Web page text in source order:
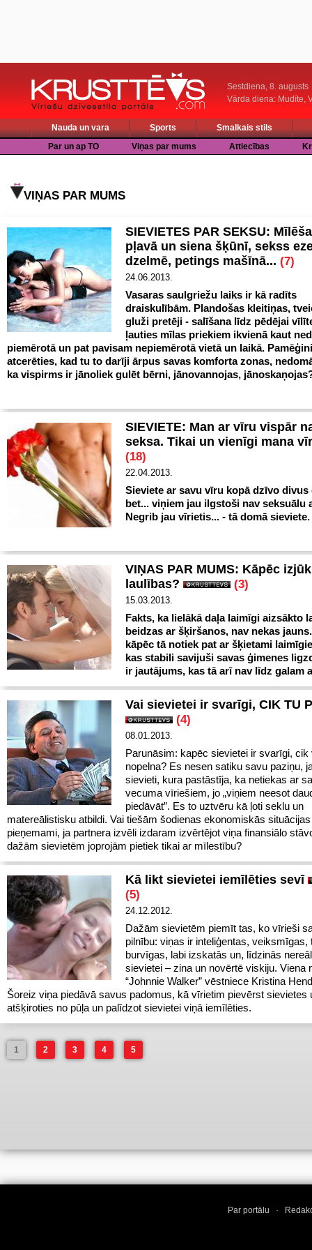
Sestdiena, 8. augusts
Vārda diena: Mudīte,
Nauda un vara Sports
Smalkais stils
Par un ap TO
Viņas par mums Attiecības
VIŅAS PAR MUMS
SIEVIETES PAR SEKSU:
pļavā un siena šķūnī, sekss
dzelmē, petings mašīnā... (7)
24.06.2013.
Vasaras saulgriežu laiks ir kā radīts
draiskulībām. Plandošas kleitiņas,
gluži pretēji - salīšana līdz pēdējai
ļauties mīlas priekiem ikvienā kaut
piemērotā un pat pavisam nepiemērotā vietā un laikā. Pamēģini
atcerēties, kad tu to darīji ārpus savas komforta zonas,
ka vispirms ir jānoliek gulēt bērni, jānovannojas,
SIEVIETE: Man ar vīru vispār
seksa. Tikai un vienīgi mana
(18)
22.04.2013.
Sieviete ar savu vīru kopā dzīvo divus
bet... viņiem jau ilgstoši nav seksuālu
Negrib jau vīrietis... - tā domā sieviete.
VIŅAS PAR MUMS: Kāpēc izjūk
laulības?
(3)
15.03.2013.
Fakts, ka lielākā daļa laimīgi aizsākto
beidzas ar šķiršanos, nav nekas
kāpēc tā notiek pat ar šķietami
kas stabili savijuši savas ģimenes
ir jautājums, kas tā arī nav līdz galam
Vai sievietei ir svarīgi, CIK TU
(4)
08.01.2013.
Parunāsim: kapēc sievietei ir svarīgi, cik
nopelna? Es nesen satiku savu paziņu,
sievieti, kura pastāstīja, ka netiekas ar
vecuma vīriešiem, jo „viņiem neesot
piedāvāt”. Es to uztvēru kā ļoti seklu un
matereālistisku atbildi. Vai tiešām šodienas ekonomiskās
pieņemami, ja partnera izvēli izdaram izvērtējot viņa finansiālo
dažām sievietēm joprojām pietiek tikai ar mīlestību?
Kā likt sievietei iemīlēties sevī
(5)
24.12.2012.
Dažām sievietēm piemīt tas, ko vīrieši
pilnību: viņas ir inteliģentas, veiksmīgas,
burvīgas, labi izskatās un, līdzinās
sievietei – zina un novērtē viskiju. Viena
“Johnnie Walker” vēstniece Kristina
Šoreiz viņa piedāvā savus padomus, kā vīrietim pievērst sievietes
atšķiroties no pūļa un palīdzot sievietei viņā iemīlēties.
1 2 3 4 5
Par portālu ·